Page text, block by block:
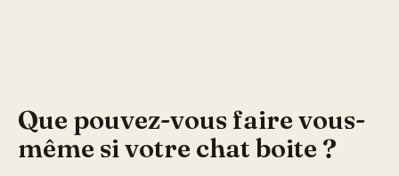
Que pouvez-vous faire vous-
même si votre chat boite ?